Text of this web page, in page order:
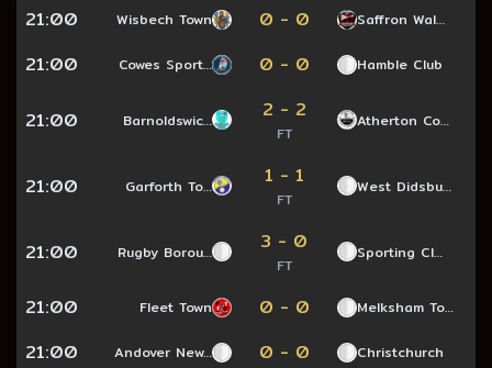
21:00 Wisbech Town 0 - 0 Saffron Wal…
21:00 Cowes Sport… 0 - 0 Hamble Club
21:00 Barnoldswic… 2 - 2
FT
Atherton Co…
21:00 Garforth To… 1 - 1
FT
West Didsbu…
21:00 Rugby Borou… 3 - 0
FT
Sporting Cl…
21:00 Fleet Town 0 - 0 Melksham To…
21:00 Andover New… 0 - 0 Christchurch